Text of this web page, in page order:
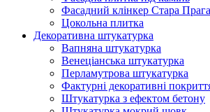
Фасадний клінкер Стара Прага
Цокольна плитка
Декоративна штукатурка
Вапняна штукатурка
Венеціанська штукатурка
Перламутрова штукатурка
Фактурні декоративні
Штукатурка з ефектом бетону